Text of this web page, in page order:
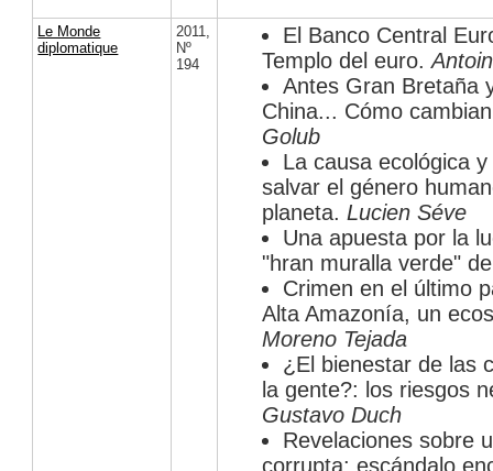
Le Monde
diplomatique
2011,
Nº
194
El Banco Central
Templo del euro.
Antes Gran Bretaña
China... Cómo
Golub
La causa ecológica
salvar el género
planeta. Lucien Séve
Una apuesta por la
"hran muralla verde"
Crimen en el último
Alta Amazonía, un
Moreno Tejada
¿El bienestar de las
la gente?: los riesgos
Gustavo Duch
Revelaciones sobre
corrupta: escándalo